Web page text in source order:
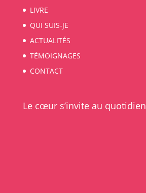
LIVRE
QUI SUIS-JE
ACTUALITÉS
TÉMOIGNAGES
CONTACT
Le cœur s’invite au quotidien